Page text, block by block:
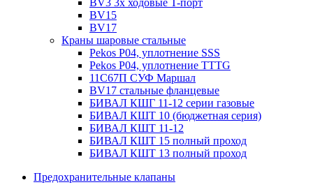
BV3 3х ходовые T-порт
BV15
BV17
Краны шаровые стальные
Pekos P04, уплотнение SSS
Pekos P04, уплотнение ТТТG
11С67П СУФ Маршал
BV17 стальные фланцевые
БИВАЛ КШГ 11-12 серии газовые
БИВАЛ КШТ 10 (бюджетная серия)
БИВАЛ КШТ 11-12
БИВАЛ КШТ 15 полный проход
БИВАЛ КШТ 13 полный проход
Предохранительные клапаны